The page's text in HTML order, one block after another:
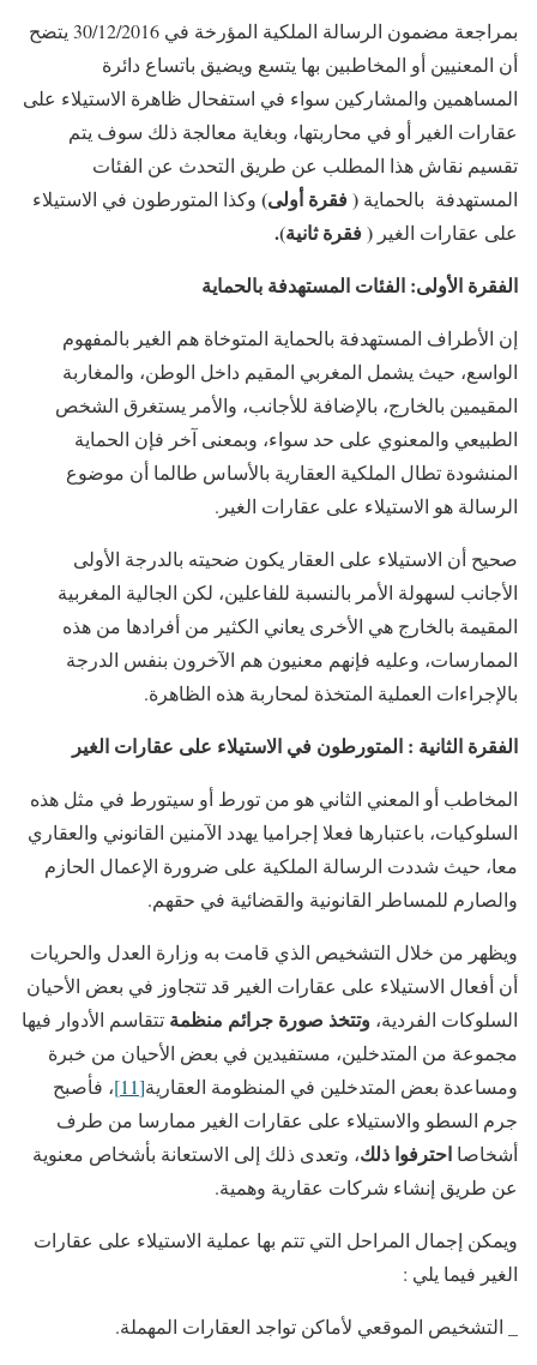
بمراجعة مضمون الرسالة الملكية المؤرخة في 30/12/2016 يتضح
أن المعنيين أو المخاطبين بها يتسع ويضيق باتساع دائرة
المساهمين والمشاركين سواء في استفحال ظاهرة الاستيلاء على
عقارات الغير أو في محاربتها، وبغاية معالجة ذلك سوف يتم
تقسيم نقاش هذا المطلب عن طريق التحدث عن الفئات
المستهدفة بالحماية ( فقرة أولى) وكذا المتورطون في الاستيلاء
على عقارات الغير ( فقرة ثانية).
الفقرة الأولى: الفئات المستهدفة بالحماية
إن الأطراف المستهدفة بالحماية المتوخاة هم الغير بالمفهوم
الواسع، حيث يشمل المغربي المقيم داخل الوطن، والمغاربة
المقيمين بالخارج، بالإضافة للأجانب، والأمر يستغرق الشخص
الطبيعي والمعنوي على حد سواء، وبمعنى آخر فإن الحماية
المنشودة تطال الملكية العقارية بالأساس طالما أن موضوع
الرسالة هو الاستيلاء على عقارات الغير.
صحيح أن الاستيلاء على العقار يكون ضحيته بالدرجة الأولى
الأجانب لسهولة الأمر بالنسبة للفاعلين، لكن الجالية المغربية
المقيمة بالخارج هي الأخرى يعاني الكثير من أفرادها من هذه
الممارسات، وعليه فإنهم معنيون هم الآخرون بنفس الدرجة
بالإجراءات العملية المتخذة لمحاربة هذه الظاهرة.
الفقرة الثانية : المتورطون في الاستيلاء على عقارات الغير
المخاطب أو المعني الثاني هو من تورط أو سيتورط في مثل هذه
السلوكيات، باعتبارها فعلا إجراميا يهدد الآمنين القانوني والعقاري
معا، حيث شددت الرسالة الملكية على ضرورة الإعمال الحازم
والصارم للمساطر القانونية والقضائية في حقهم.
ويظهر من خلال التشخيص الذي قامت به وزارة العدل والحريات
أن أفعال الاستيلاء على عقارات الغير قد تتجاوز في بعض الأحيان
السلوكات الفردية، وتتخذ صورة جرائم منظمة تتقاسم الأدوار فيها
مجموعة من المتدخلين، مستفيدين في بعض الأحيان من خبرة
ومساعدة بعض المتدخلين في المنظومة العقارية[11]
، فأصبح
جرم السطو والاستيلاء على عقارات الغير ممارسا من طرف
أشخاصا احترفوا ذلك، وتعدى ذلك إلى الاستعانة بأشخاص معنوية
عن طريق إنشاء شركات عقارية وهمية.
ويمكن إجمال المراحل التي تتم بها عملية الاستيلاء على عقارات
الغير فيما يلي :
_ التشخيص الموقعي لأماكن تواجد العقارات المهملة.